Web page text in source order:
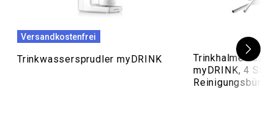
Versandkostenfrei
Trinkwassersprudler myDRINK
Trinkhalme aus
myDRINK, 4 St.,